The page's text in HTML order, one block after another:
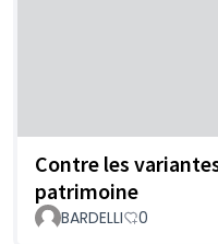
Contre les
patrimoine
BARDELLI 0